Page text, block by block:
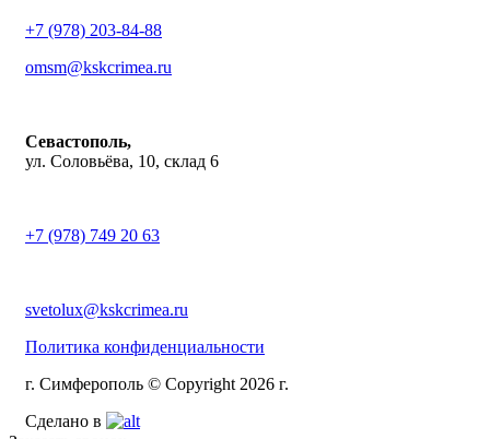
+7 (978) 203-84-88
omsm@kskcrimea.ru
Севастополь,
ул. Соловьёва, 10, склад 6
+7 (978) 749 20 63
svetolux@kskcrimea.ru
Политика конфиденциальности
г. Симферополь © Copyright 2026 г.
Сделано в